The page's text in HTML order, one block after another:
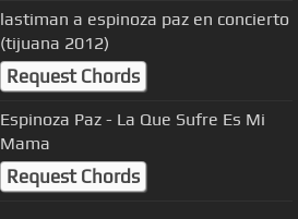
lastiman a espinoza paz en concierto
(tijuana 2012)
Request Chords
Espinoza Paz - La Que Sufre Es Mi
Mama
Request Chords